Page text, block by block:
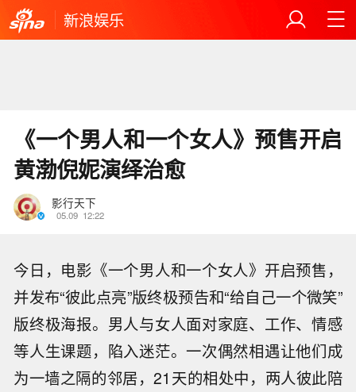
新浪娱乐
《一个男人和一个女人》预售开启
黄渤倪妮演绎治愈
影行天下
05.09 12:22
今日，电影《一个男人和一个女人》开启预售，
并发布“彼此点亮”版终极预告和“给自己一个微笑”
版终极海报。 男人与女人面对家庭、工作、情感
等人生课题，陷入迷茫。一次偶然相遇让他们成
为一墙之隔的邻居，21天的相处中，两人彼此陪